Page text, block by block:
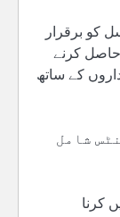
کو برقرار
کرنے
کے ساتھ
شامل
کرنا